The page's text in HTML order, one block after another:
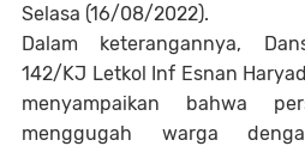
Selasa (16/08/2022).
Dalam keterangannya,
142/KJ Letkol Inf Esnan
menyampaikan bahwa
menggugah warga